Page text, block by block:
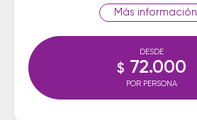
información
DESDE
$ 72.000
POR PERSONA